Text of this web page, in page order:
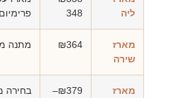
ליה
348
פרימיום
מארז
שירה
₪364 מתנה
מארז
₪379–
בחירה